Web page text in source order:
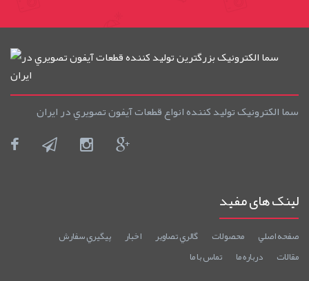
سما الکترونيک توليد کننده انواع قطعات آيفون تصويري در ايران
لینک های مفید
صفحه اصلي محصولات گالري تصاوير اخبار
پيگيري سفارش
مقالات
درباره ما تماس با ما